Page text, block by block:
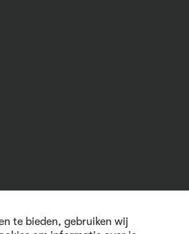
te bieden, gebruiken wij